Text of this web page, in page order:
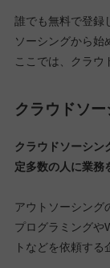
誰でも無料で登録
ソーシングから始
ここでは、クラウ
クラウドソー
クラウドソーシン
定多数の人に業務
アウトソーシング
プログラミングや
トなどを依頼する